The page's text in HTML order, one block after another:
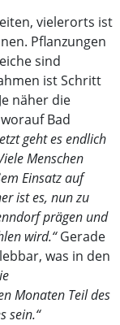
vielerorts ist
Pflanzungen
sind
ist Schritt
näher die
Bad
geht es endlich
Menschen
Einsatz auf
ist es, nun zu
prägen und
wird.“Gerade
was in den
Monaten Teil des
sein.“